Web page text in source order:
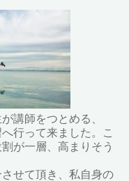
講師をつとめる、
行って来ました。こ
が一層、高まりそう
せて頂き、私自身の